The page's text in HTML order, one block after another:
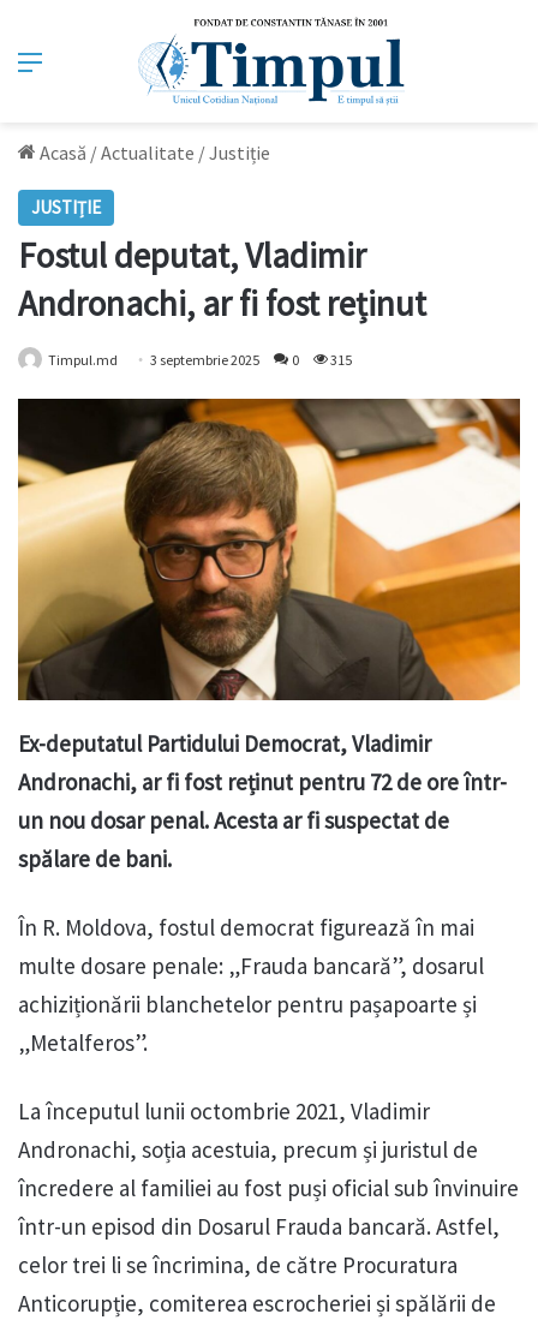
Meniu
Acasă /Actualitate /Justiție
JUSTIȚIE
Fostul deputat, Vladimir
Andronachi, ar fi fost reținut
Timpul.md 3 septembrie 2025 0 315
Ex-deputatul Partidului Democrat, Vladimir
Andronachi, ar fi fost reținut pentru 72 de ore într-
un nou dosar penal.Acesta ar fi suspectat de
spălare de bani.
În R. Moldova, fostul democrat figurează în mai
multe dosare penale: „Frauda bancară”, dosarul
achiziționării blanchetelor pentru pașapoarte și
„Metalferos”.
La începutul lunii octombrie 2021, Vladimir
Andronachi, soția acestuia, precum și juristul de
încredere al familiei au fost puși oficial sub învinuire
într-un episod din Dosarul Frauda bancară. Astfel,
celor trei li se încrimina, de către Procuratura
Anticorupție, comiterea escrocheriei și spălării de